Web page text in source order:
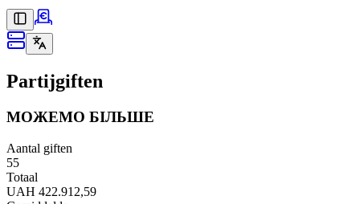
Partijgiften
МОЖЕМО БІЛЬШЕ
Aantal giften
55
Totaal
UAH 422.912,59